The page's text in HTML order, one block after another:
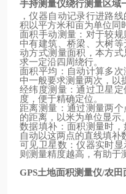
手持测量仪绕行测量区域
，仪器自动记录行进路
积以平方米和亩为单位同
面积手动测量：对于较
中有建筑、桥梁、大树
动方式测量面积，本方
求一定沿四周绕行。
面积平均：自动计算多
中一般要求测量两次，以
经纬度测量：通过卫星
度，便于精确定位。
距离测量：通过测量两
的距离，以米为单位显示。
数据填补：面积测量时
自动以这两点的直线填补
可见卫星数：仪器实时
则测量精度越高，有助于
GPS土地面积测量仪/农田